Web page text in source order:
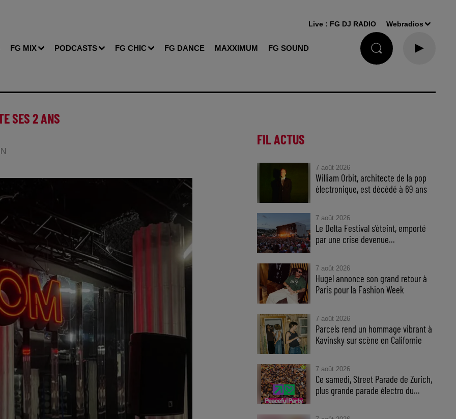
FG MIX PODCASTS FG CHIC FG DANCE MAXXIMUM FG SOUND
Live : FG DJ RADIO Webradios
SES 2 ANS
FIL ACTUS
7 août 2026
William Orbit, architecte de la pop
électronique, est décédé à 69 ans
7 août 2026
Le Delta Festival s'éteint, emporté
par une crise devenue...
7 août 2026
Hugel annonce son grand retour à
Paris pour la Fashion Week
7 août 2026
Parcels rend un hommage vibrant à
Kavinsky sur scène en Californie
7 août 2026
Ce samedi, Street Parade de Zurich,
plus grande parade électro du...